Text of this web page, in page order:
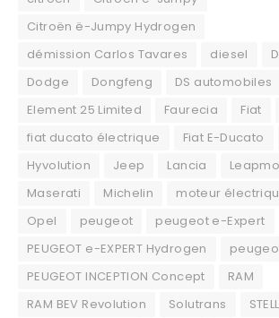
Citroën ë-Jumpy Hydrogen
démission Carlos Tavares
diesel
Dodge
Dongfeng DS automobiles
Element 25 Limited
Faurecia Fiat
fiat ducato électrique
Fiat E-Ducato
Hyvolution
Jeep Lancia
Maserati
Michelin
moteur
Opel
peugeot
peugeot e-Expert
PEUGEOT e-EXPERT Hydrogen
PEUGEOT INCEPTION Concept
RAM
RAM BEV Revolution
Solutrans